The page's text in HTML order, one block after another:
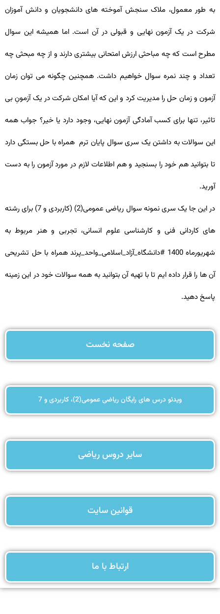
به طور معمول، ملاک سنجش آموخته های دانشجویان و دانش آموزان
شرکت در یک آزمون نهایی و قبولی در آن است. اما همیشه این سوال
مطرح است که چه مباحثی ارزش امتحانی بیشتری دارند و از چه مبحثی چه
تعداد و چند نمره سوال خواهیم داشت. همچنین چگونه می توان زمان
آزمون و زمان حل را مدیریت کرد و این که آیا امکان شرکت در یک آزمونِ بی
تاثیر، تنها برای کسب آمادگی آزمون نهایی، وجود دارد یا خیر؟ جواب همه
این سوالات به داشتن یک سری سوال پایان ترم همراه با حل بستگی دارد
تا بتوانید هم خود را بسنجید و هم اطلاعات لازم در مورد آزمون را به دست
آورید.
در این جا یک سری نمونه سوال ریاضی عمومی(2) (کاربردی و 7) برای رشته
های کاردانی فنی و کارشناسی علوم انسانی، تجربی و هنر مربوط به
شهریورماه 1400 #دانشگاه_آزاد_اسلامی_واحد_پرند همراه با حل تشریحی
آن ها را قرار داده ایم تا با تهیه آن بتوانید به همه سوالات خود در این زمینه
پاسخ دهید.
صفحه نخست
ویدئو درس های رایگان ریاضی عمومی(2)، کاربردی و 7
سایر دروس ریاضی
قوانین سایت
ارتباط با ما